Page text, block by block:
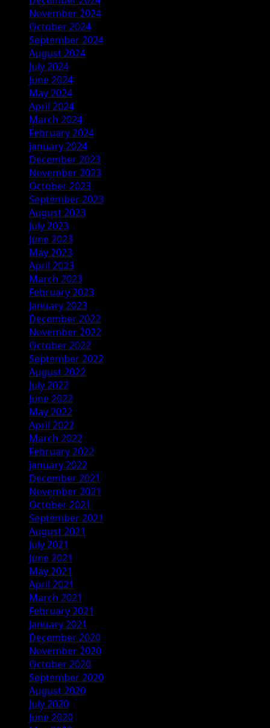
November 2024
October 2024
September 2024
August 2024
July 2024
June 2024
May 2024
April 2024
March 2024
February 2024
January 2024
December 2023
November 2023
October 2023
September 2023
August 2023
July 2023
June 2023
May 2023
April 2023
March 2023
February 2023
January 2023
December 2022
November 2022
October 2022
September 2022
August 2022
July 2022
June 2022
May 2022
April 2022
March 2022
February 2022
January 2022
December 2021
November 2021
October 2021
September 2021
August 2021
July 2021
June 2021
May 2021
April 2021
March 2021
February 2021
January 2021
December 2020
November 2020
October 2020
September 2020
August 2020
July 2020
June 2020